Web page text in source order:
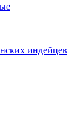
индейцев